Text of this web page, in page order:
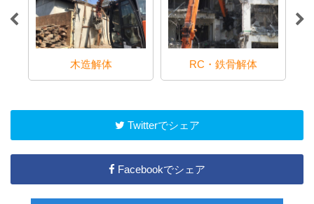
木造解体 RC・鉄骨解体
Twitterでシェア
Facebookでシェア